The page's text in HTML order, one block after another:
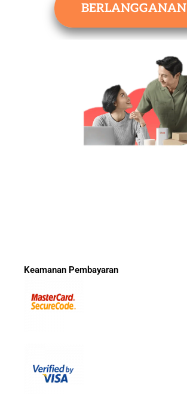
BERLANGGANAN
Keamanan Pembayaran